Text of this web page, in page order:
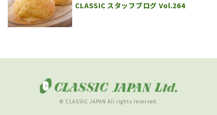
CLASSIC スタッフブログ Vol.264
© CLASSIC JAPAN All rights reserved.